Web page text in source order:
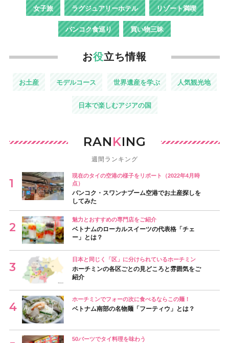
女子旅 ラグジュアリーホテル リゾート満喫
バンコク食巡り 買い物三昧
お役立ち情報
お土産 モデルコース 世界遺産を学ぶ 人気観光地
日本で楽しむアジアの国
RANKING
週間ランキング
現在のタイの空港の様子をリポート（2022年4月時
点）
バンコク・スワンナプーム空港でお土産探しを
してみた
魅力とおすすめの専門店をご紹介
ベトナムのローカルスイーツの代表格「チェ
ー」とは？
日本と同じく「区」に分けられているホーチミン
ホーチミンの各区ごとの見どころと雰囲気をご
紹介
ホーチミンでフォーの次に食べるならこの麺！
ベトナム南部の名物麺「フーティウ」とは？
50バーツでタイ料理を味わう